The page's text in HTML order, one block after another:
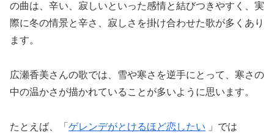
の曲は、辛い、寂しいといった感情と結びつきやすく、実
際に冬の情景と辛さ、寂しさを掛け合わせた歌が多くあり
ます。
広瀬香美さんの歌では、雪や寒さを逆手にとって、寒さの
中の温かさが描かれていることが多いように思います。
たとえば、「 ゲレンデがとけるほど恋したい 」では